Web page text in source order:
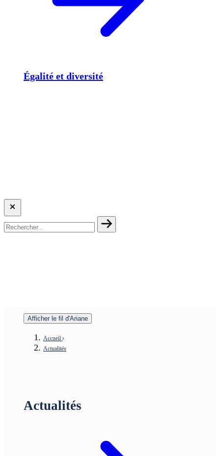
Égalité et diversité
Afficher le fil d'Ariane
Accueil
Actualités
Actualités